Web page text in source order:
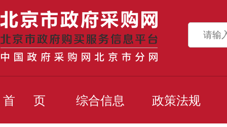
首 页 综合信息 政策法规